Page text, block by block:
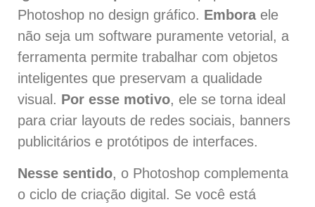
Photoshop no design gráfico. Emboraele
não seja um software puramente vetorial, a
ferramenta permite trabalhar com objetos
inteligentes que preservam a qualidade
visual. Por esse motivo, ele se torna ideal
para criar layouts de redes sociais, banners
publicitários e protótipos de interfaces.
Nesse sentido, o Photoshop complementa
o ciclo de criação digital. Se você está